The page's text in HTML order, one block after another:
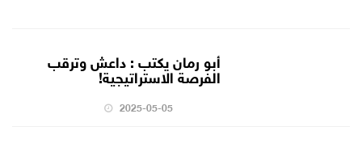
أبو رمان يكتب : داعش وترقب
الفرصة الاستراتيجية!
2025-05-05